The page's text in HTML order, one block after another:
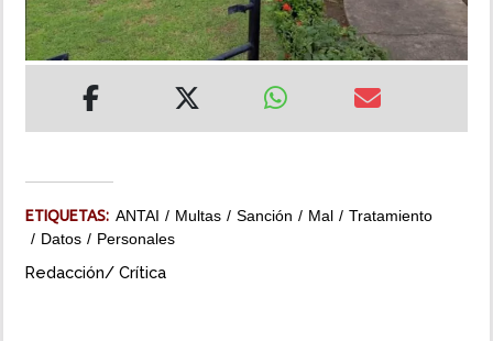
IMPRESO
ETIQUETAS: ANTAI Multas Sanción Mal
Tratamiento
Datos
Personales
Redacción/ Crítica